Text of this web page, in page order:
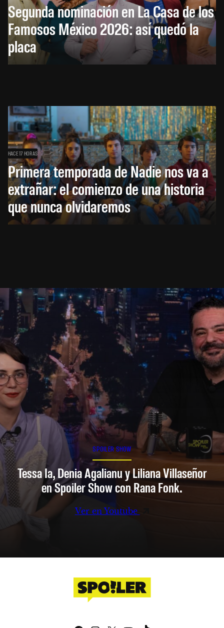
Segunda nominación en La Casa de los
Famosos México 2026: así quedó la
placa
HACE 17 HORAS
Primera temporada de Nadie nos va a
extrañar: el comienzo de una historia
que nunca olvidaremos
SPOILER SHOW
Tessa Ia, Denia Agalianu y Liliana Villaseñor
en Spoiler Show con Rana Fonk.
Ver en Youtube
Facebook
Instagram
X YouTube